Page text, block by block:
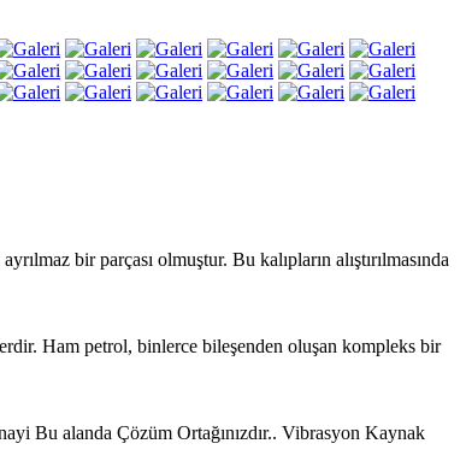
bir parçası olmuştur. Bu kalıpların alıştırılmasında
Ham petrol, binlerce bileşenden oluşan kompleks bir
Bu alanda Çözüm Ortağınızdır.. Vibrasyon Kaynak